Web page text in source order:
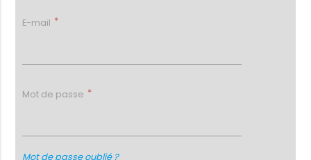
E-mail
Mot de passe
Mot de passe oublié ?